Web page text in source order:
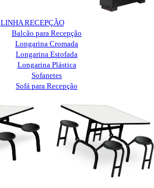
LINHA RECEPÇÃO
Balcão para Recepção
Longarina Cromada
Longarina Estofada
Longarina Plástica
Sofanetes
Sofá para Recepção